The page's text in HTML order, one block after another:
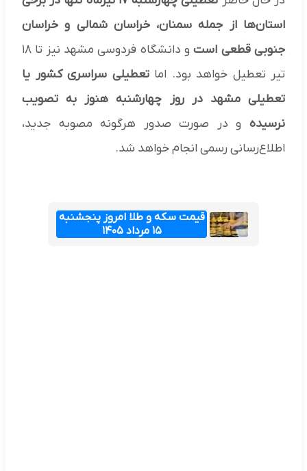
استان‌ها از جمله سمنان، خراسان شمالی و خراسان
جنوبی قطعی است
و دانشگاه فردوسی مشهد نیز تا ۱۸
تیر تعطیل خواهد بود. اماتعطیلی سراسری کشور یا
تعطیلی مشهد در روز چهارشنبه هنوز به تصویب
نرسیده و در صورت صدور هرگونه مصوبه جدید،
اطلاع‌رسانی رسمی انجام خواهد شد.
قیمت سکه و طلا امروز پنجشنبه
۱۵ مرداد ۱۴۰۵